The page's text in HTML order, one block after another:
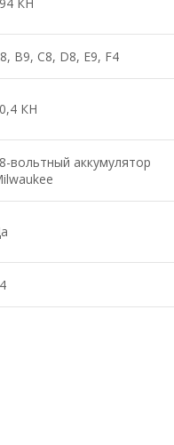
B9, C8, D8, E9, F4
КН
вольтный аккумулятор